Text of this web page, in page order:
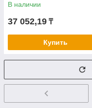
В наличии
37 052,19 ₸
Купить